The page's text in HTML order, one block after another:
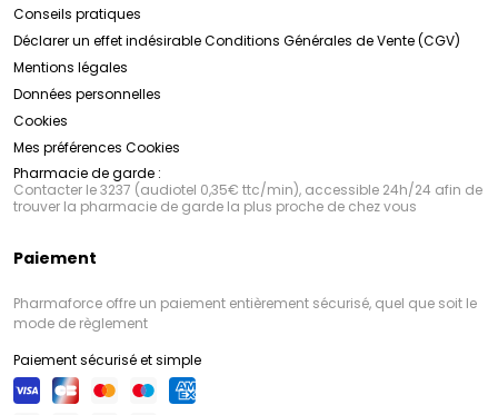
Conseils pratiques
Déclarer un effet indésirableConditions Générales de Vente (CGV)
Mentions légales
Données personnelles
Cookies
Mes préférences Cookies
Pharmacie de garde :
Contacter le 3237 (audiotel 0,35€ ttc/min), accessible 24h/24 afin de
trouver la pharmacie de garde la plus proche de chez vous
Paiement
Pharmaforce offre un paiement entièrement sécurisé, quel que soit le
mode de règlement
Paiement sécurisé et simple